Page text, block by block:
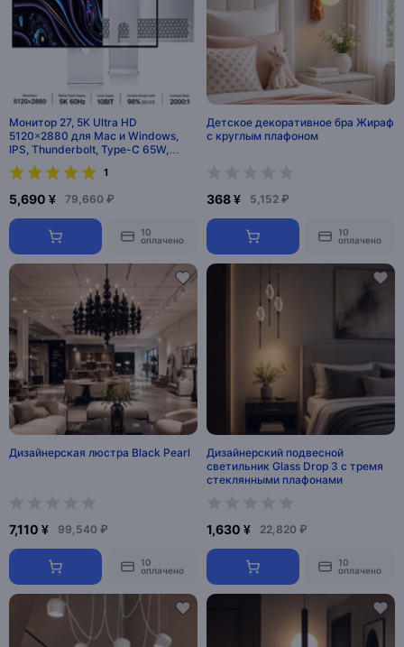
Монитор 27, 5K Ultra HD
5120×2880 для Mac и Windows,
IPS, Thunderbolt, Type-C 65W,
HiDPI
1
5,690 ¥ 79,660 ₽
10
оплачено
Детское декоративное бра Жираф
с круглым плафоном
368 ¥ 5,152 ₽
10
оплачено
Дизайнерская люстра Black Pearl
7,110 ¥ 99,540 ₽
10
оплачено
Дизайнерский подвесной
светильник Glass Drop 3 с тремя
стеклянными плафонами
1,630 ¥ 22,820 ₽
10
оплачено